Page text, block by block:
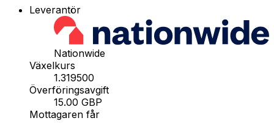
Leverantör
Nationwide
Växelkurs
1.319500
Överföringsavgift
15.00 GBP
Mottagaren får